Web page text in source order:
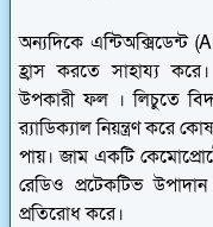
অন্যদিকে এন্টিঅক্সিডেন্ট
হ্রাস করতে সাহায্য
উপকারী ফল । লিচুতে
র‌্যাডিক্যাল নিয়ন্ত্রণ করে
পায়। জাম একটি
রেডিও প্রটেকটিভ
প্রতিরোধ করে।